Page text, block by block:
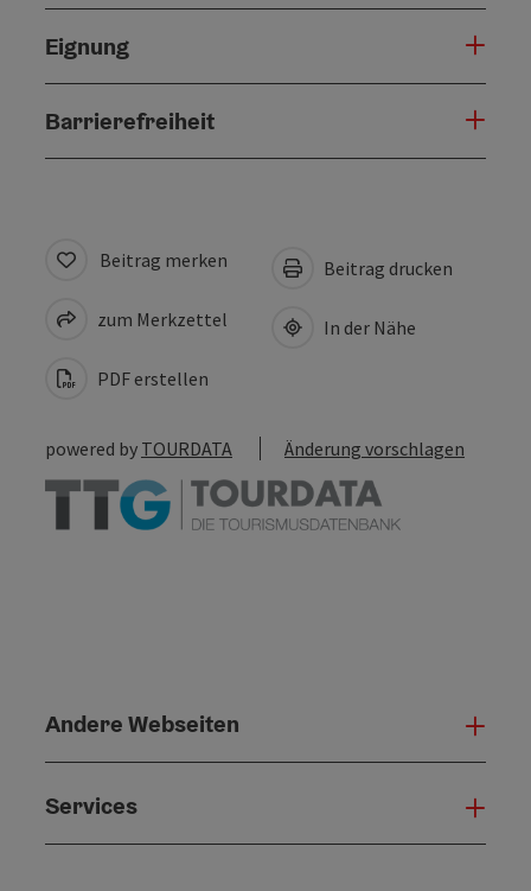
Eignung
Barrierefreiheit
Beitrag merken
zum Merkzettel
PDF erstellen
Beitrag drucken
In der Nähe
powered by TOURDATA Änderung vorschlagen
Andere Webseiten
Services